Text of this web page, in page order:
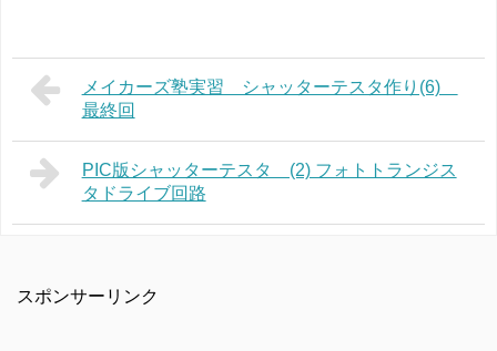
メイカーズ塾実習 シャッターテスタ作り(6)
最終回
PIC版シャッターテスタ (2) フォトトランジス
タドライブ回路
スポンサーリンク